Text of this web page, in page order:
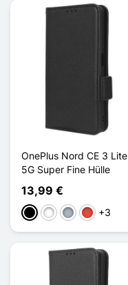
OnePlus Nord CE 3 Lite
5G Super Fine Hülle
13,99 €
Schwarz
WeißGrauRot +3